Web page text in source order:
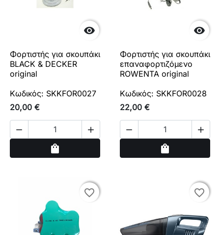

Φορτιστής για σκουπάκι
BLACK & DECKER
original
Κωδικός: SKKFOR0027
20,00 €
 
shopping_bag

Φορτιστής για σκουπάκι
επαναφορτιζόμενο
ROWENTA original
Κωδικός: SKKFOR0028
22,00 €
 
shopping_bag
favorite_border
favorite_border favorite_border
favorite_border